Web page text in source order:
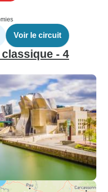
Voir le circuit
- 4